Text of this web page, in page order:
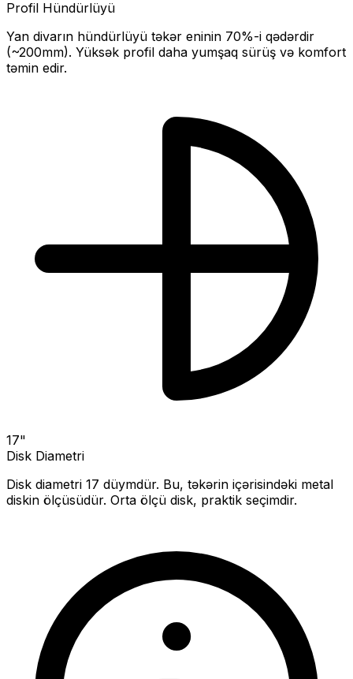
Profil Hündürlüyü
Yan divarın hündürlüyü təkər eninin 70%-i qədərdir
(~200mm). Yüksək profil daha yumşaq sürüş və komfort
təmin edir.
17"
Disk Diametri
Disk diametri 17 düymdür. Bu, təkərin içərisindəki metal
diskin ölçüsüdür. Orta ölçü disk, praktik seçimdir.